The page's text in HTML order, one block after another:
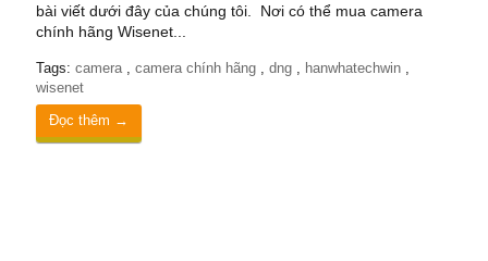
bài viết dưới đây của chúng tôi. Nơi có thể mua camera
chính hãng Wisenet...
Tags: camera , camera chính hãng , dng , hanwhatechwin ,
wisenet
Đọc thêm →